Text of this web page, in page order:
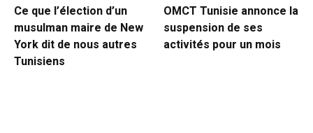
Ce que l’élection d’un
musulman maire de New
York dit de nous autres
Tunisiens
OMCT Tunisie annonce la
suspension de ses
activités pour un mois